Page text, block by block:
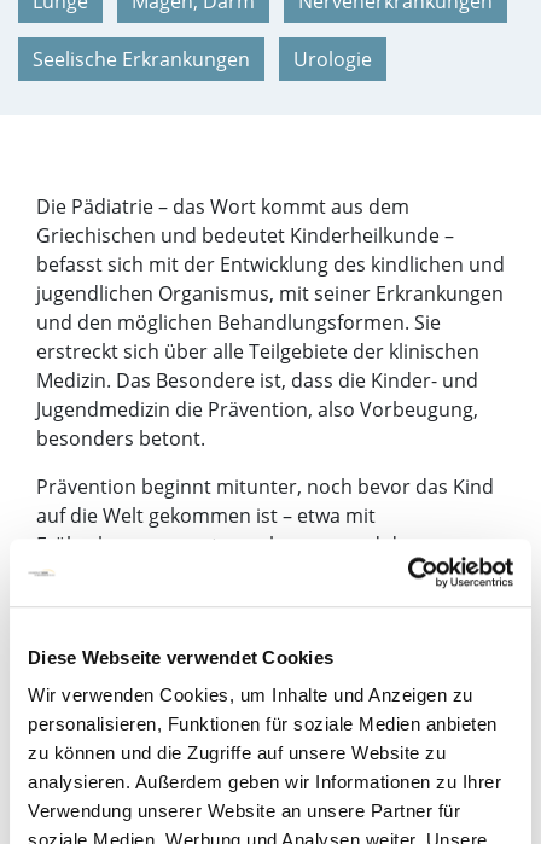
Diese Webseite verwendet Cookies
Wir verwenden Cookies, um Inhalte und Anzeigen zu
personalisieren, Funktionen für soziale Medien anbieten
zu können und die Zugriffe auf unsere Website zu
analysieren. Außerdem geben wir Informationen zu Ihrer
Verwendung unserer Website an unsere Partner für
Seelische Erkrankungen Urologie
Die Pädiatrie – das Wort kommt aus dem
Griechischen und bedeutet Kinderheilkunde –
befasst sich mit der Entwicklung des kindlichen und
jugendlichen Organismus, mit seiner Erkrankungen
und den möglichen Behandlungsformen. Sie
erstreckt sich über alle Teilgebiete der klinischen
Medizin. Das Besondere ist, dass die Kinder- und
Jugendmedizin die Prävention, also Vorbeugung,
besonders betont.
Prävention beginnt mitunter, noch bevor das Kind
auf die Welt gekommen ist – etwa mit
Früherkennungsuntersuchungen und der
Pränatalmedizin. In der Entwicklung der Kinder und
Jugendlichen, kann es zu vielen Erkrankungen
Wachstumsschub in der Pubertät zum
medizinischen Problem.
Manche Krankheiten können schwerwiegende
Konsequenzen haben. Etwa jedes siebte Kind in
Deutschland leidet an Übergewicht. Sechs Prozent
der Zwei- bis 17-Jährigen gelten als krankhaft